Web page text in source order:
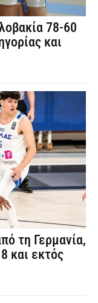
78-60
και
τη Γερμανία,
και εκτός